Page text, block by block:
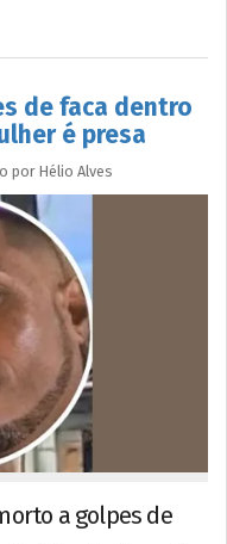
de faca dentro
é presa
porHélio Alves
a golpes de